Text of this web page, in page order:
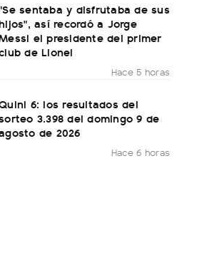
sentaba y disfrutaba de sus
así recordó a Jorge
el presidente del primer
de Lionel
Hace 5 horas
6: los resultados del
3.398 del domingo 9 de
de 2026
Hace 6 horas